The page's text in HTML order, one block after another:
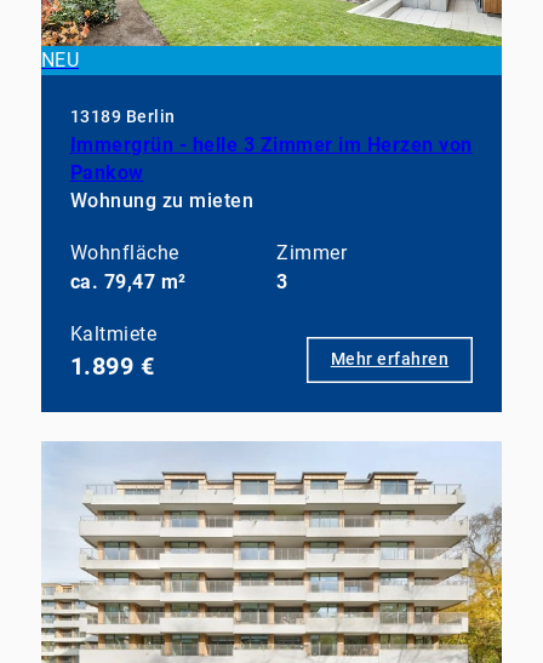
NEU
13189 Berlin
Immergrün - helle 3 Zimmer im Herzen von
Pankow
Wohnung zu mieten
Wohnfläche
ca. 79,47 m²
Zimmer
3
Kaltmiete
1.899 € Mehr erfahren